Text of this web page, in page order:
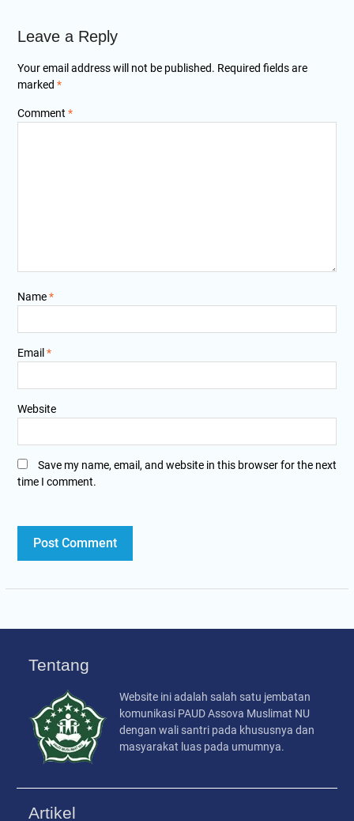
Leave a Reply
Your email address will not be published. Required fields are
marked *
Comment *
Name*
Email *
Website
Save my name, email, and website in this browser for the next
time I comment.
Tentang
Website ini adalah salah satu jembatan
komunikasi PAUD Assova Muslimat NU
dengan wali santri pada khususnya dan
masyarakat luas pada umumnya.
Artikel